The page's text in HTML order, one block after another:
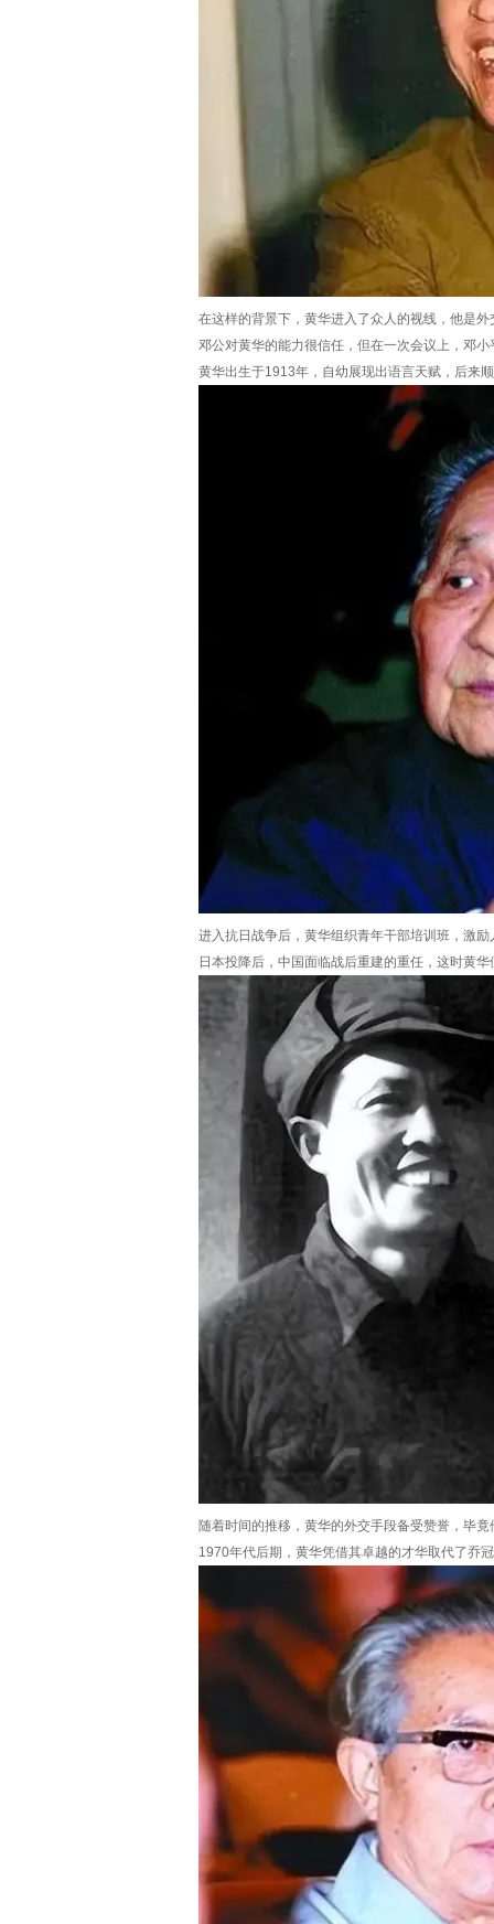
在这样的背景下，黄华进入了众人的视线，他是
邓公对黄华的能力很信任，但在一次会议上，邓
黄华出生于1913年，自幼展现出语言天赋，后来
进入抗日战争后，黄华组织青年干部培训班，激
日本投降后，中国面临战后重建的重任，这时黄
随着时间的推移，黄华的外交手段备受赞誉，毕
1970年代后期，黄华凭借其卓越的才华取代了乔